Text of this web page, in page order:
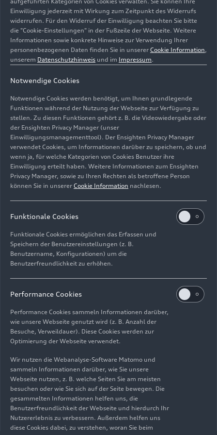
Darsteller der Salzburger Festspiele Matteo
Haitzmann(l.), Franca Luisa Burandt und Anne-Suse
Enßle(r.) - in der Bergkulisse auf der Bühne im Kinosaal
des Audi museum mobile.
Bild-Nr: A251279 · Copyright: AUDI AG
Rechte: Verwendung für Pressezwecke honorarfrei
ImpressumRechtliches
Hinweisgebersystem
Informationen zur BarrierefreiheitKontakt
© 2026 AUDI AG. Alle Rechte vorbehalten.
EN
Die Angaben zu Kraftstoffverbrauch, Stromverbrauch, CO₂-
Emissionen und elektrischer Reichweite wurden nach dem
gesetzlich vorgeschriebenen Messverfahren „Worldwide
Harmonized Light Vehicles Test Procedure“ (WLTP) gemäß
Verordnung (EG) 715/2007 ermittelt. Zusatzausstattungen und
Zubehör (Anbauteile, Reifenformat usw.) können relevante
Einwilligung jederzeit mit Wirkung zum Zeitpunkt des Widerrufs
widerrufen. Für den Widerruf der Einwilligung beachten Sie bitte
die "Cookie-Einstellungen" in der Fußzeile der Webseite. Weitere
Informationen sowie konkrete Hinweise zur Verwendung Ihrer
personenbezogenen Daten finden Sie in unserer Cookie Information,
unserem Datenschutzhinweis und im Impressum.
Notwendige Cookies
Notwendige Cookies werden benötigt, um Ihnen grundlegende
Funktionen während der Nutzung der Webseite zur Verfügung zu
stellen. Zu diesen Funktionen gehört z. B. die Videowiedergabe oder
der Ensighten Privacy Manager (unser
Einwilligungsmanagementtool). Der Ensighten Privacy Manager
verwendet Cookies, um Informationen darüber zu speichern, ob und
wenn ja, für welche Kategorien von Cookies Benutzer ihre
Einwilligung erteilt haben. Weitere Informationen zum Ensighten
Privacy Manager, sowie zu Ihren Rechten als betroffene Person
können Sie in unserer Cookie Information nachlesen.
Funktionale Cookies
Funktionale Cookies ermöglichen das Erfassen und
Speichern der Benutzereinstellungen (z. B.
Benutzername, Konfigurationen) um die
Benutzerfreundlichkeit zu erhöhen.
Performance Cookies
Performance Cookies sammeln Informationen darüber,
wie unsere Webseite genutzt wird (z. B. Anzahl der
Besuche, Verweildauer). Diese Cookies werden zur
Optimierung der Webseite verwendet.
Wir nutzen die Webanalyse-Software Matomo und
sammeln Informationen darüber, wie Sie unsere
Webseite nutzen, z. B. welche Seiten Sie am meisten
besuchen oder wie Sie sich auf der Seite bewegen. Die
gesammelten Informationen helfen uns, die
Benutzerfreundlichkeit der Webseite und hierdurch Ihr
Nutzererlebnis zu verbessern. Außerdem helfen uns
diese Cookies dabei, zu verstehen, woran Sie beim